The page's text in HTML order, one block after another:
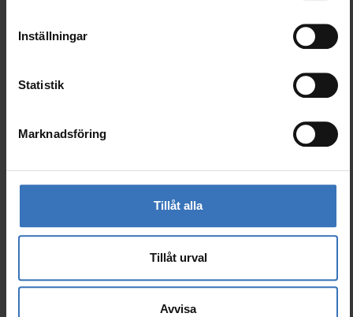
Inställningar
Statistik
Marknadsföring
Tillåt alla
Tillåt urval
Avvisa
(min) (W)
(max) (W)
Dimning och styrning
Dimning 0-10 V
Nej
Dimning DALI-2
Nej
Dimning LineSwitch
Nej
Dimning tillverkarspecifik